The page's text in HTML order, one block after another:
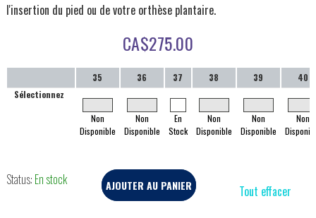
l'insertion du pied ou de votre orthèse plantaire.
CA$275.00
35 36 37 38 39
40
Sélectionnez
Non
Disponible
Non
Disponible
En
Stock
Non
Disponible
Non
Disponible
Non
Status: En stock AJOUTER AU PANIER Tout effacer